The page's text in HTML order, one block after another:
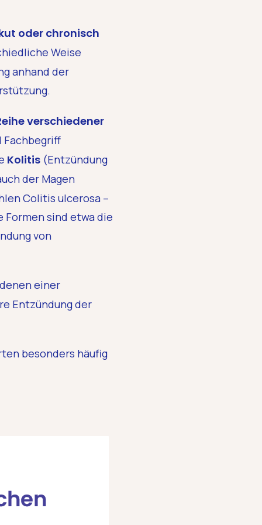
oder chronisch
Weise
anhand der
verschiedener
Fachbegriff
Kolitis (Entzündung
der Magen
Colitis ulcerosa –
Formen sind etwa die
von
einer
Entzündung der
besonders häufig